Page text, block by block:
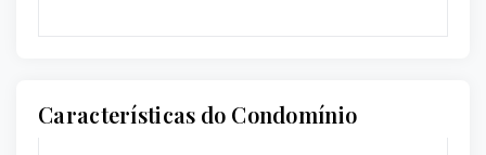
Características do Condomínio